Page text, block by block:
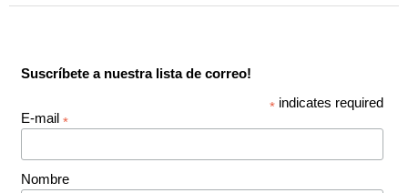
Suscríbete a nuestra lista de correo!
* indicates required
E-mail *
Nombre